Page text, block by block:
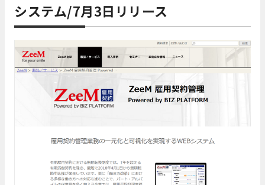
システム/7月3日リリース